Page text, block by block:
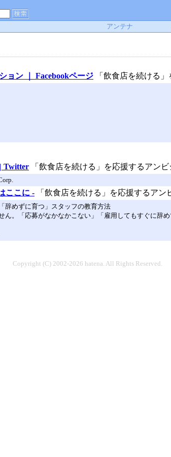
アンテナ
ョン ｜ Facebookページ 「飲食店を続ける
Twitter 「飲食店を続ける」を応援するアン
ここに - 「飲食店を続ける」を応援するアン
辞めずに育つ」スタッフの教育方法
。「応募がなかなかこない」「雇用してもすぐに辞
Copyright (C) 2002-2026 hatena. All Rights Reserved.